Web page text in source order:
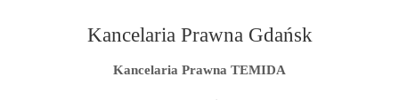
Kancelaria Prawna Gdańsk
Kancelaria Prawna TEMIDA